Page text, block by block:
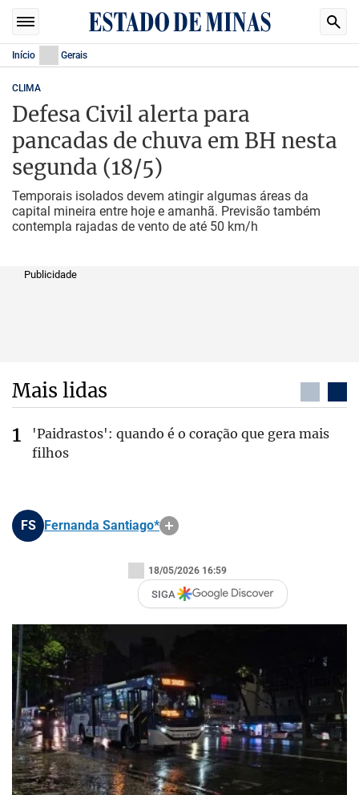
Início Gerais
CLIMA
Defesa Civil alerta para
pancadas de chuva em BH nesta
segunda (18/5)
Temporais isolados devem atingir algumas áreas da
capital mineira entre hoje e amanhã. Previsão também
contempla rajadas de vento de até 50 km/h
Publicidade
Mais lidas
'Paidrastos': quando é o coração que gera mais
filhos
FS Fernanda Santiago*
18/05/2026 16:59
SIGA